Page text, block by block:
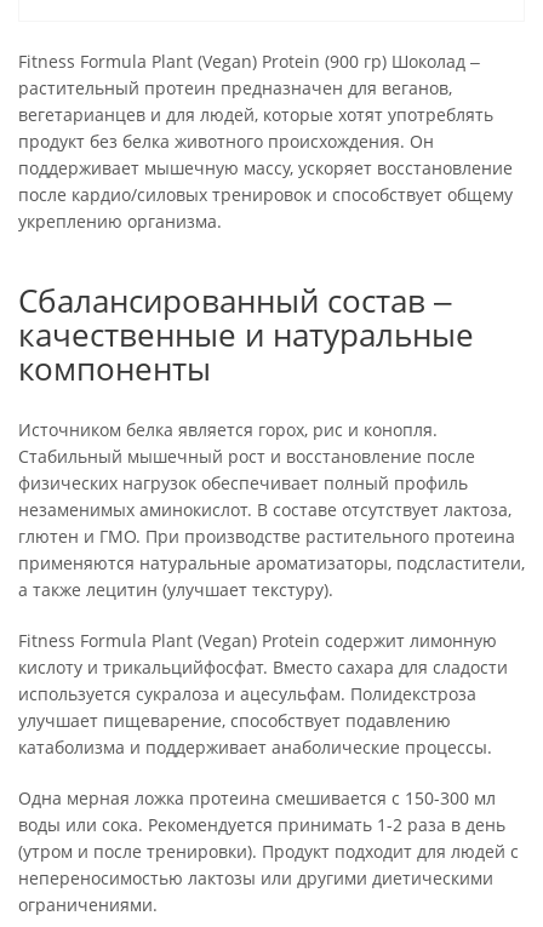
Fitness Formula Plant (Vegan) Protein (900 гр) Шоколад ‒
растительный протеин предназначен для веганов,
вегетарианцев и для людей, которые хотят употреблять
продукт без белка животного происхождения. Он
поддерживает мышечную массу, ускоряет восстановление
после кардио/силовых тренировок и способствует общему
укреплению организма.
Сбалансированный состав ‒
качественные и натуральные
компоненты
Источником белка является горох, рис и конопля.
Стабильный мышечный рост и восстановление после
физических нагрузок обеспечивает полный профиль
незаменимых аминокислот. В составе отсутствует лактоза,
глютен и ГМО. При производстве растительного протеина
применяются натуральные ароматизаторы, подсластители,
а также лецитин (улучшает текстуру).
Fitness Formula Plant (Vegan) Protein содержит лимонную
кислоту и трикальцийфосфат. Вместо сахара для сладости
используется сукралоза и ацесульфам. Полидекстроза
улучшает пищеварение, способствует подавлению
катаболизма и поддерживает анаболические процессы.
Одна мерная ложка протеина смешивается с 150-300 мл
воды или сока. Рекомендуется принимать 1-2 раза в день
(утром и после тренировки). Продукт подходит для людей с
непереносимостью лактозы или другими диетическими
ограничениями.